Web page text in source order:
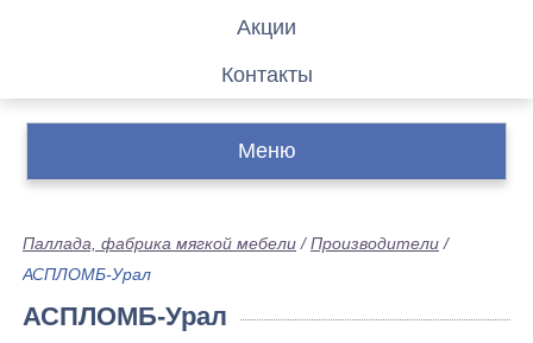
Акции
Контакты
Меню
Паллада, фабрика мягкой мебели /Производители /
АСПЛОМБ-Урал
АСПЛОМБ-Урал